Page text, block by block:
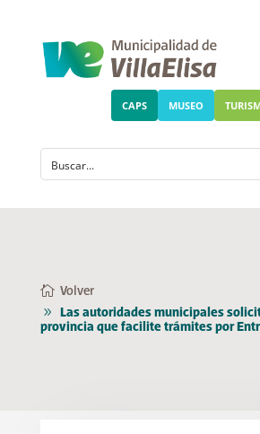
CAPS MUSEO
Volver
Las autoridades municipales
provincia que facilite trámites por